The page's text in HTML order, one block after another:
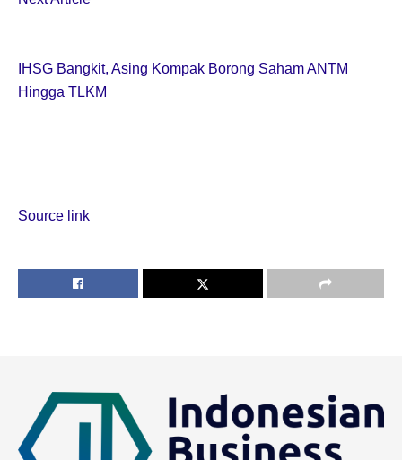
IHSG Bangkit, Asing Kompak Borong Saham ANTM
Hingga TLKM
Source link